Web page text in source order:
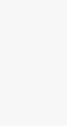
partout
Sur tous